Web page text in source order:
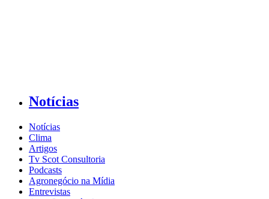
Notícias
Notícias
Clima
Artigos
Tv Scot Consultoria
Podcasts
Agronegócio na Mídia
Entrevistas